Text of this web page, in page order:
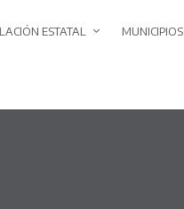
ESTATAL MUNICIPIOS